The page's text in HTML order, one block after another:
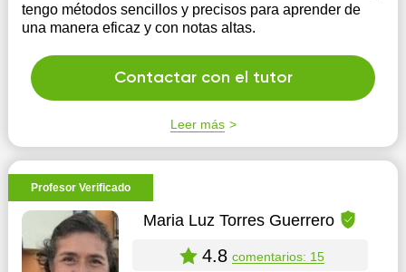
tengo métodos sencillos y precisos para aprender de
una manera eficaz y con notas altas.
Contactar con el tutor
Leer más
Profesor Verificado
Maria Luz Torres Guerrero
4.8 comentarios: 15